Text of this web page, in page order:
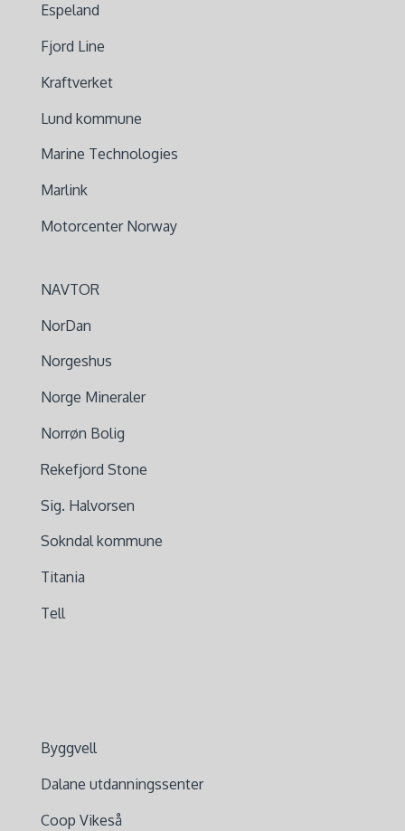
Espeland
Fjord Line
Kraftverket
Lund kommune
Marine Technologies
Marlink
Motorcenter Norway
NAVTOR
NorDan
Norgeshus
Norge Mineraler
Norrøn Bolig
Rekefjord Stone
Sig. Halvorsen
Sokndal kommune
Titania
Tell
Byggvell
Dalane utdanningssenter
Coop Vikeså